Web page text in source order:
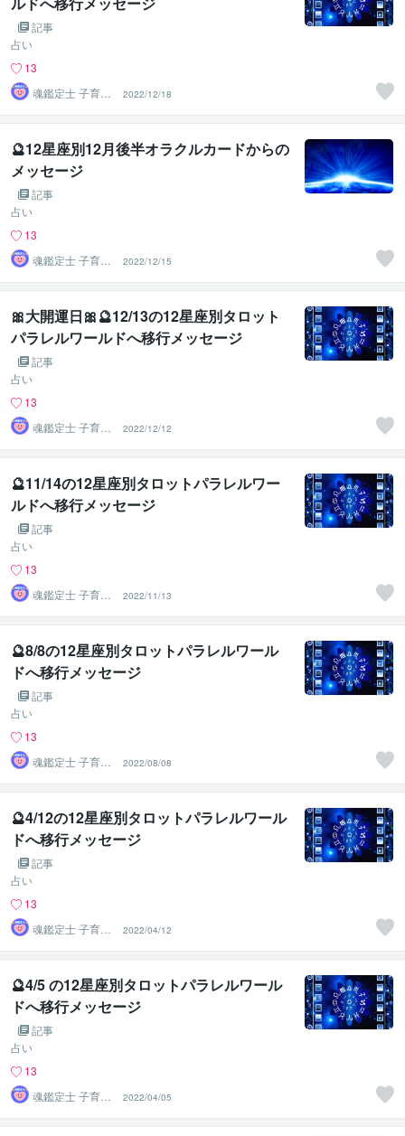
記事
占い
13
魂鑑定士 子育て
かぁちゃん！
2022/12/18
🔮12星座別12月後半オラクルカードからの
メッセージ
記事
占い
13
魂鑑定士 子育て
かぁちゃん！
2022/12/15
🎀大開運日🎀🔮12/13の12星座別タロット
パラレルワールドへ移行メッセージ
記事
占い
13
魂鑑定士 子育て
かぁちゃん！
2022/12/12
🔮11/14の12星座別タロットパラレルワー
ルドへ移行メッセージ
記事
占い
13
魂鑑定士 子育て
かぁちゃん！
2022/11/13
🔮8/8の12星座別タロットパラレルワール
ドへ移行メッセージ
記事
占い
13
魂鑑定士 子育て
かぁちゃん！
2022/08/08
🔮4/12の12星座別タロットパラレルワール
ドへ移行メッセージ
記事
占い
13
魂鑑定士 子育て
かぁちゃん！
2022/04/12
🔮4/5 の12星座別タロットパラレルワール
ドへ移行メッセージ
記事
占い
13
魂鑑定士 子育て
かぁちゃん！
2022/04/05